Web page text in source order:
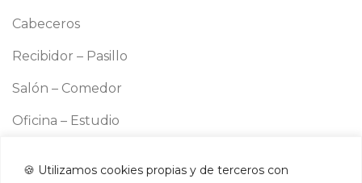
🍪 Utilizamos cookies propias y de terceros con
Cabeceros
Recibidor – Pasillo
Salón – Comedor
Oficina – Estudio
Información